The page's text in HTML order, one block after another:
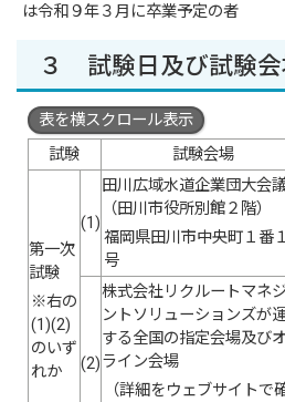
は令和９年３月に卒業予定の者
３ 試験日及び試験会
表を横スクロール表示
試験
試験会場
第一次
試験
※右の
(1)(2)
のいず
れか
(1)
田川広域水道企業団大会
（田川市役所別館２階）
福岡県田川市中央町１番１
号
(2)
株式会社リクルートマネ
ントソリューションズが
する全国の指定会場及び
ライン会場
（詳細をウェブサイトで